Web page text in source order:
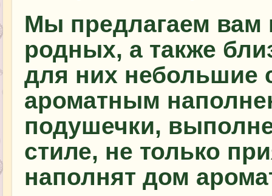
Мы предлагаем вам
родных, а также
для них небольшие
ароматным
подушечки,
стиле, не только
наполнят дом